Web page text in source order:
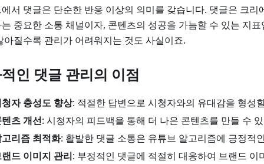
서 댓글은 단순한 반응 이상의 의미를 갖습니다. 댓글은 크리
중요한 소통 채널이자, 콘텐츠의 성공을 가늠할 수 있는 지
아질수록 관리가 어려워지는 것도 사실이죠.
인 댓글 관리의 이점
자 충성도 향상: 적절한 답변으로 시청자와의 유대감을 형성
츠 개선: 시청자의 피드백을 통해 더 나은 콘텐츠를 만들 수
리즘 최적화: 활발한 댓글 소통은 유튜브 알고리즘에 긍정적
드 이미지 관리: 부정적인 댓글에 적절히 대응하여 브랜드 이